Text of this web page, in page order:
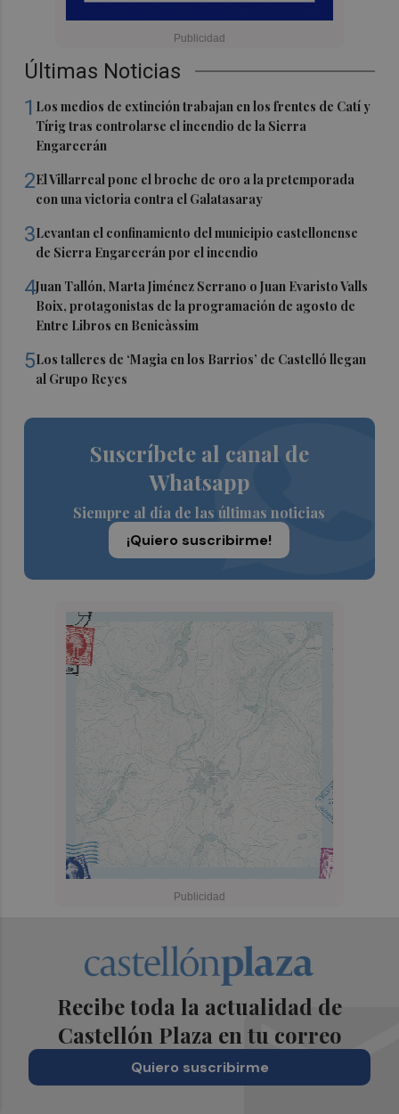
Últimas Noticias
1 Los medios de extinción trabajan en los frentes de Catí y
Tírig tras controlarse el incendio de la Sierra
Engarcerán
2El Villarreal pone el broche de oro a la pretemporada
con una victoria contra el Galatasaray
3Levantan el confinamiento del municipio castellonense
de Sierra Engarcerán por el incendio
4Juan Tallón, Marta Jiménez Serrano o Juan Evaristo Valls
Boix, protagonistas de la programación de agosto de
Entre Libros en Benicàssim
5Los talleres de ‘Magia en los Barrios’ de Castelló llegan
al Grupo Reyes
Suscríbete al canal de
Whatsapp
Siempre al día de las últimas noticias
¡Quiero suscribirme!
Recibe toda la actualidad de
Castellón Plaza en tu correo
Quiero suscribirme